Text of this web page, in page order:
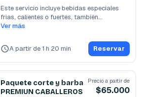
Este servicio incluye bebidas especiales
frias, calientes o fuertes, también...
Ver más
A partir de 1 h 20 min Reservar
Paquete corte y barba
PREMIUN CABALLEROS
Precio a partir de
$65.000